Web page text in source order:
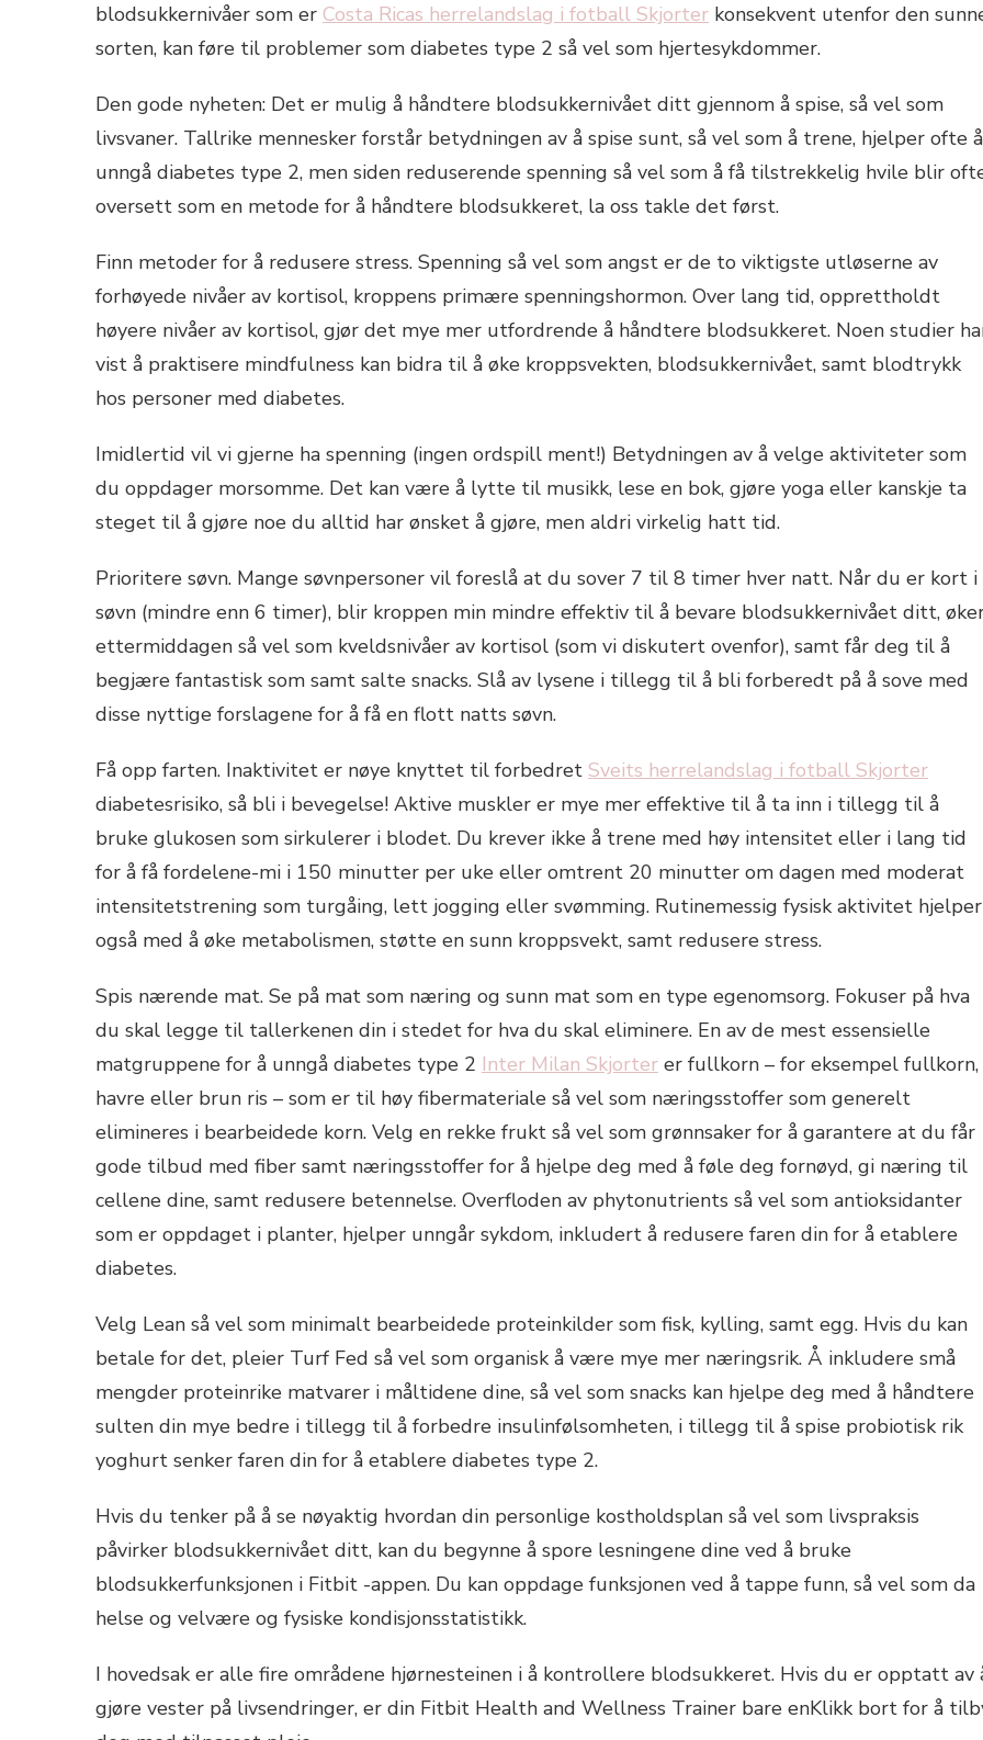
blodsukkernivåer som er Costa Ricas herrelandslag i fotball Skjorter konsekvent utenfor den
sorten, kan føre til problemer som diabetes type 2 så vel som hjertesykdommer.
Den gode nyheten: Det er mulig å håndtere blodsukkernivået ditt gjennom å spise, så vel som
livsvaner. Tallrike mennesker forstår betydningen av å spise sunt, så vel som å trene, hjelper ofte å
unngå diabetes type 2, men siden reduserende spenning så vel som å få tilstrekkelig hvile blir
oversett som en metode for å håndtere blodsukkeret, la oss takle det først.
Finn metoder for å redusere stress. Spenning så vel som angst er de to viktigste utløserne av
forhøyede nivåer av kortisol, kroppens primære spenningshormon. Over lang tid, opprettholdt
høyere nivåer av kortisol, gjør det mye mer utfordrende å håndtere blodsukkeret. Noen studier
vist å praktisere mindfulness kan bidra til å øke kroppsvekten, blodsukkernivået, samt blodtrykk
hos personer med diabetes.
Imidlertid vil vi gjerne ha spenning (ingen ordspill ment!) Betydningen av å velge aktiviteter som
du oppdager morsomme. Det kan være å lytte til musikk, lese en bok, gjøre yoga eller kanskje ta
steget til å gjøre noe du alltid har ønsket å gjøre, men aldri virkelig hatt tid.
Prioritere søvn. Mange søvnpersoner vil foreslå at du sover 7 til 8 timer hver natt. Når du er kort i
søvn (mindre enn 6 timer), blir kroppen min mindre effektiv til å bevare blodsukkernivået ditt,
ettermiddagen så vel som kveldsnivåer av kortisol (som vi diskutert ovenfor), samt får deg til å
begjære fantastisk som samt salte snacks. Slå av lysene i tillegg til å bli forberedt på å sove med
disse nyttige forslagene for å få en flott natts søvn.
Få opp farten. Inaktivitet er nøye knyttet til forbedret Sveits herrelandslag i fotball Skjorter
diabetesrisiko, så bli i bevegelse! Aktive muskler er mye mer effektive til å ta inn i tillegg til å
bruke glukosen som sirkulerer i blodet. Du krever ikke å trene med høy intensitet eller i lang tid
for å få fordelene-mi i 150 minutter per uke eller omtrent 20 minutter om dagen med moderat
intensitetstrening som turgåing, lett jogging eller svømming. Rutinemessig fysisk aktivitet hjelper
også med å øke metabolismen, støtte en sunn kroppsvekt, samt redusere stress.
Spis nærende mat. Se på mat som næring og sunn mat som en type egenomsorg. Fokuser på hva
du skal legge til tallerkenen din i stedet for hva du skal eliminere. En av de mest essensielle
matgruppene for å unngå diabetes type 2 Inter Milan Skjorter er fullkorn – for eksempel fullkorn,
havre eller brun ris – som er til høy fibermateriale så vel som næringsstoffer som generelt
elimineres i bearbeidede korn. Velg en rekke frukt så vel som grønnsaker for å garantere at du får
gode tilbud med fiber samt næringsstoffer for å hjelpe deg med å føle deg fornøyd, gi næring til
cellene dine, samt redusere betennelse. Overfloden av phytonutrients så vel som antioksidanter
som er oppdaget i planter, hjelper unngår sykdom, inkludert å redusere faren din for å etablere
diabetes.
Velg Lean så vel som minimalt bearbeidede proteinkilder som fisk, kylling, samt egg. Hvis du kan
betale for det, pleier Turf Fed så vel som organisk å være mye mer næringsrik. Å inkludere små
mengder proteinrike matvarer i måltidene dine, så vel som snacks kan hjelpe deg med å håndtere
sulten din mye bedre i tillegg til å forbedre insulinfølsomheten, i tillegg til å spise probiotisk rik
yoghurt senker faren din for å etablere diabetes type 2.
Hvis du tenker på å se nøyaktig hvordan din personlige kostholdsplan så vel som livspraksis
påvirker blodsukkernivået ditt, kan du begynne å spore lesningene dine ved å bruke
blodsukkerfunksjonen i Fitbit -appen. Du kan oppdage funksjonen ved å tappe funn, så vel som da
helse og velvære og fysiske kondisjonsstatistikk.
I hovedsak er alle fire områdene hjørnesteinen i å kontrollere blodsukkeret. Hvis du er opptatt av
gjøre vester på livsendringer, er din Fitbit Health and Wellness Trainer bare enKlikk bort for å